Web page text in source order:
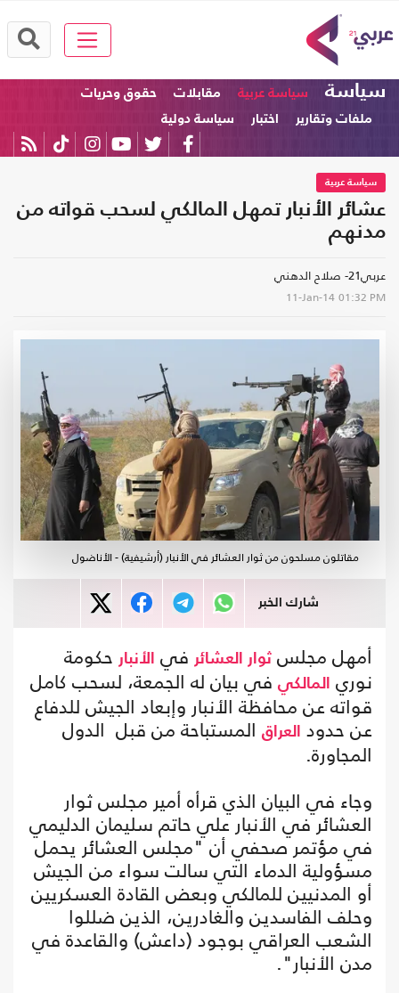
سياسة سياسة عربية مقابلات
حقوق وحريات
ملفات وتقارير
اختبار سياسة دولية
سياسة عربية
عشائر الأنبار تمهل المالكي لسحب قواته من
مدنهم
عربي21- صلاح الدهني
11-Jan-14 01:32 PM
مقاتلون مسلحون من ثوار العشائر في الأنبار (أرشيفية) - الأناضول
شارك الخبر
أمهل مجلس ثوار العشائر في الأنبار حكومة
نوري
المالكي في بيان له الجمعة، لسحب كامل
قواته عن محافظة الأنبار وإبعاد الجيش للدفاع
عن حدود العراق المستباحة من قبل الدول
المجاورة.
وجاء في البيان الذي قرأه أمير مجلس ثوار
العشائر في الأنبار علي حاتم سليمان الدليمي
في مؤتمر صحفي أن "مجلس العشائر يحمل
مسؤولية الدماء التي سالت سواء من الجيش
أو المدنيين للمالكي وبعض القادة العسكريين
وحلف الفاسدين والغادرين، الذين ضللوا
الشعب العراقي بوجود (داعش) والقاعدة في
مدن الأنبار".